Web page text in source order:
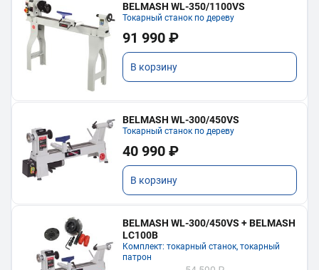
BELMASH WL-350/1100VS
Токарный станок по дереву
91 990 ₽
В корзину
BELMASH WL-300/450VS
Токарный станок по дереву
40 990 ₽
В корзину
BELMASH WL-300/450VS + BELMASH
LC100B
Комплект: токарный станок, токарный
патрон